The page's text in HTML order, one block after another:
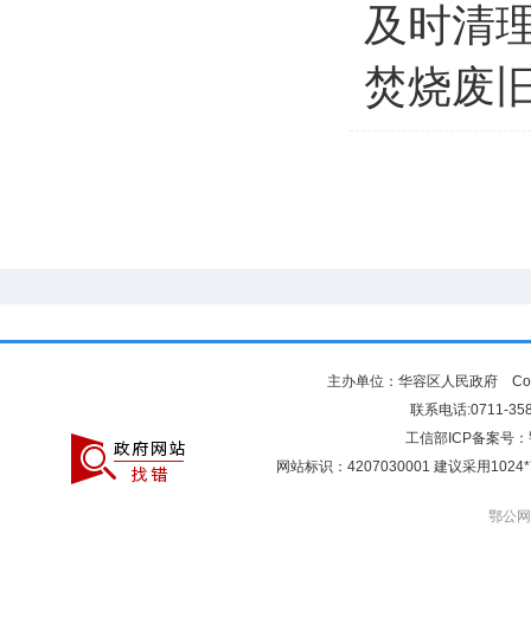
及时清
焚烧废
主办单位：华容区人民政府
联系电话:0711-
工信部ICP备案号：
网站标识：4207030001 建议采用
鄂公